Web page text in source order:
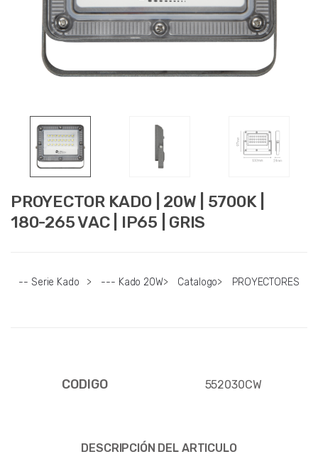
PROYECTOR KADO | 20W | 5700K |
180-265 VAC | IP65 | GRIS
-- Serie Kado > --- Kado 20W> Catalogo> PROYECTORES
CODIGO 552030CW
DESCRIPCIÓN DEL ARTICULO